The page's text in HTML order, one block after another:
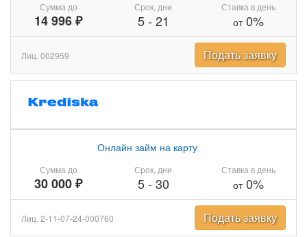
Сумма до
14 996 ₽
Срок, дни
5- 21
Ставка в день
от0%
Лиц. 002959 Подать заявку
Сумма до
30 000 ₽
Онлайн займ на карту
Срок, дни
5- 30
Ставка в день
от0%
Лиц. 2-11-07-24-000760 Подать заявку